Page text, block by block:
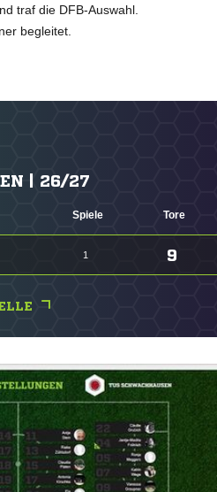
traf die DFB-Auswahl.
begleitet.
| 26/27
Spiele Tore
1 9